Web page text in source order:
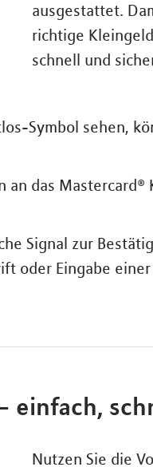
ausgestattet.
richtige
schnell und
Symbol sehen,
an das
Signal zur
oder Eingabe
einfach,
Nutzen Sie die